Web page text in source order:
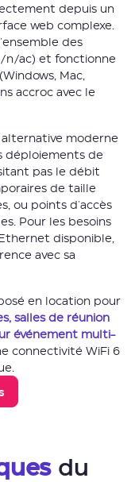
depuis un
web complexe.
des
n/ac) et fonctionne
Mac,
accroc avec le
alternative moderne
déploiements de
pas le débit
de taille
ou points d'accès
Pour les besoins
disponible,
avec sa
en location pour
salles de réunion
événement multi-
connectivité WiFi 6
du